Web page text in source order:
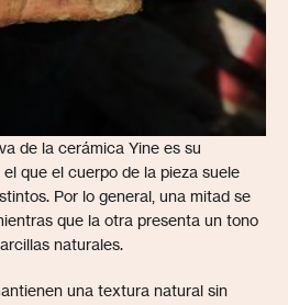
de la cerámica Yine es su
que el cuerpo de la pieza suele
Por lo general, una mitad se
que la otra presenta un tono
naturales.
una textura natural sin